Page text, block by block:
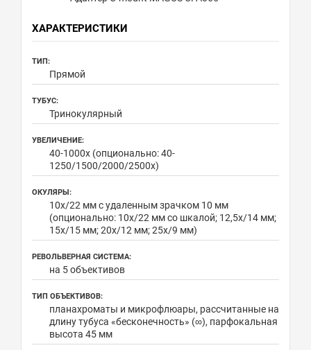
ХАРАКТЕРИСТИКИ
ТИП:
Прямой
ТУБУС:
Тринокулярный
УВЕЛИЧЕНИЕ:
40-1000х (опционально: 40-
1250/1500/2000/2500х)
ОКУЛЯРЫ:
10х/22 мм с удаленным зрачком 10 мм
(опционально: 10x/22 мм со шкалой; 12,5x/14 мм;
15х/15 мм; 20х/12 мм; 25х/9 мм)
РЕВОЛЬВЕРНАЯ СИСТЕМА:
на 5 объективов
ТИП ОБЪЕКТИВОВ:
планахроматы и микрофлюары, рассчитанные на
длину тубуса «бесконечность» (∞), парфокальная
высота 45 мм